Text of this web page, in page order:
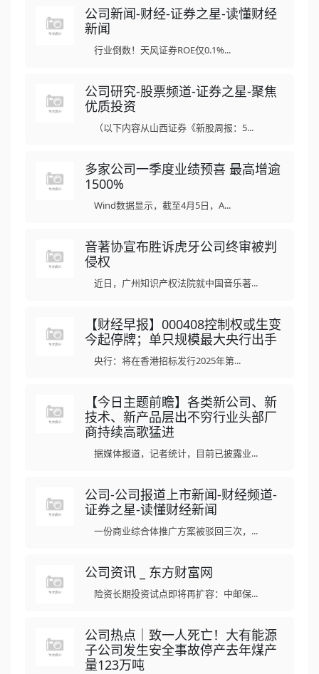
公司新闻-财经-证券之星-读懂财经
新闻
行业倒数！天风证券ROE仅0.1%...
公司研究-股票频道-证券之星-聚焦
优质投资
（以下内容从山西证券《新股周报：5...
多家公司一季度业绩预喜 最高增逾
1500%
Wind数据显示，截至4月5日，A...
音著协宣布胜诉虎牙公司终审被判
侵权
近日，广州知识产权法院就中国音乐著...
【财经早报】000408控制权或生变
今起停牌；单只规模最大央行出手
央行：将在香港招标发行2025年第...
【今日主题前瞻】各类新公司、新
技术、新产品层出不穷行业头部厂
商持续高歌猛进
据媒体报道，记者统计，目前已披露业...
公司-公司报道上市新闻-财经频道-
证券之星-读懂财经新闻
一份商业综合体推广方案被驳回三次，...
公司资讯 _ 东方财富网
险资长期投资试点即将再扩容：中邮保...
公司热点｜致一人死亡！大有能源
子公司发生安全事故停产去年煤产
量123万吨